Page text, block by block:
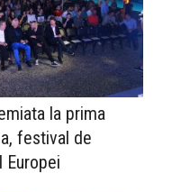
la prima
festival de
Europei